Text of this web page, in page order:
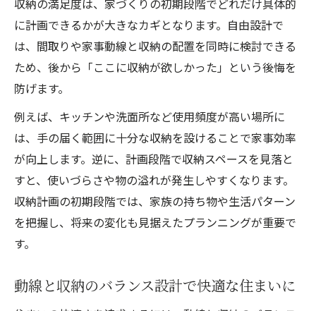
に計画できるかが大きなカギとなります。自由設計で
は、間取りや家事動線と収納の配置を同時に検討できる
ため、後から「ここに収納が欲しかった」という後悔を
防げます。
例えば、キッチンや洗面所など使用頻度が高い場所に
は、手の届く範囲に十分な収納を設けることで家事効率
が向上します。逆に、計画段階で収納スペースを見落と
すと、使いづらさや物の溢れが発生しやすくなります。
収納計画の初期段階では、家族の持ち物や生活パターン
を把握し、将来の変化も見据えたプランニングが重要で
す。
動線と収納のバランス設計で快適な住まいに